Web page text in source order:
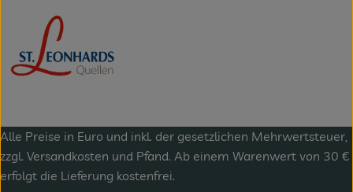
Alle Preise in Euro und inkl. der gesetzlichen Mehrwertsteuer,
zzgl. Versandkosten und Pfand. Ab einem Warenwert von 30 €
erfolgt die Lieferung kostenfrei.